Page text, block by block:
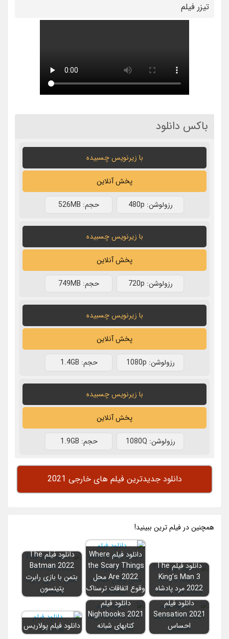
تيزر فيلم
باکس دانلود
با زیرنویس چسبیده
پخش آنلاین
رزولوشن: 480p حجم: 526MB
با زیرنویس چسبیده
پخش آنلاین
رزولوشن: 720p حجم: 749MB
با زیرنویس چسبیده
پخش آنلاین
رزولوشن: 1080p حجم: 1.4GB
با زیرنویس چسبیده
پخش آنلاین
رزولوشن: 1080Q حجم: 1.9GB
دانلود جدیدترین فیلم های خارجی 2021
همچنين در فيلم ترين ببينيد!
دانلود فیلم The
King’s Man 3
2022 مرد پادشاه
دانلود فیلم Where
the Scary Things
Are 2022 محل
وقوع اتفاقات ترسناک
دانلود فیلم The
Batman 2022
بتمن با بازی رابرت
پتینسون
دانلود فیلم
Sensation 2021
احساس
دانلود فیلم
Nightbooks 2021
کتابهای شبانه
دانلود فیلم پولاریس